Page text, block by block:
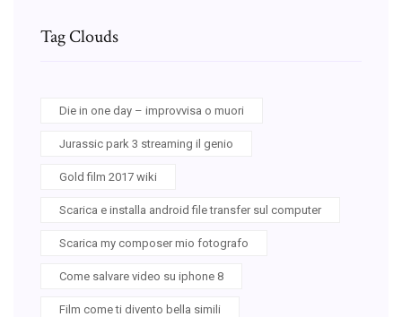
Tag Clouds
Die in one day – improvvisa o muori
Jurassic park 3 streaming il genio
Gold film 2017 wiki
Scarica e installa android file transfer sul computer
Scarica my composer mio fotografo
Come salvare video su iphone 8
Film come ti divento bella simili